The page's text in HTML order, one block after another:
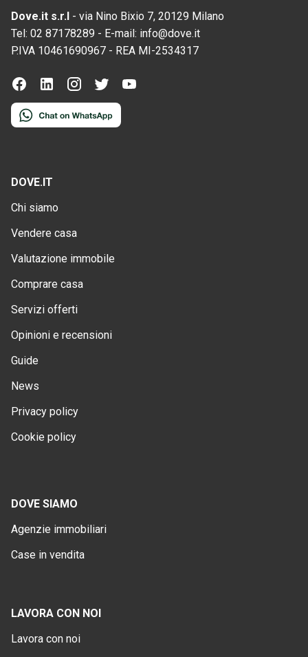
Dove.it s.r.l - via Nino Bixio 7, 20129 Milano
Tel: 02 87178289 - E-mail: info@dove.it
P.IVA 10461690967 - REA MI-2534317
DOVE.IT
Chi siamo
Vendere casa
Valutazione immobile
Comprare casa
Servizi offerti
Opinioni e recensioni
Guide
News
Privacy policy
Cookie policy
DOVE SIAMO
Agenzie immobiliari
Case in vendita
LAVORA CON NOI
Lavora con noi